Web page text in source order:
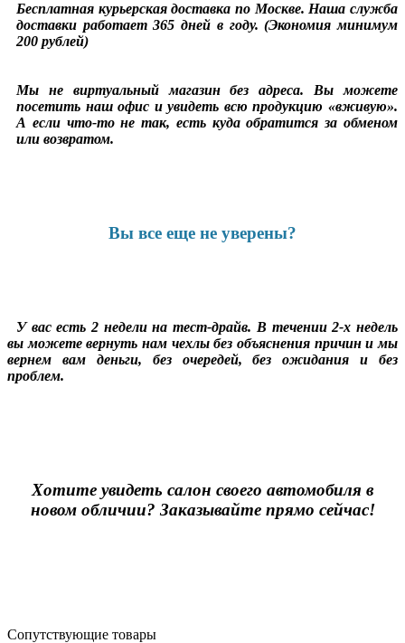
Бесплатная курьерская доставка по Москве. Наша служба
доставки работает 365 дней в году. (Экономия минимум
200 рублей)
Мы не виртуальный магазин без адреса. Вы можете
посетить наш офис и увидеть всю продукцию «вживую».
А если что-то не так, есть куда обратится за обменом
или возвратом.
Вы все еще не уверены?
У вас есть 2 недели на тест-драйв. В течении 2-х недель
вы можете вернуть нам чехлы без объяснения причин и мы
вернем вам деньги, без очередей, без ожидания и без
проблем.
Хотите увидеть салон своего автомобиля в
новом обличии? Заказывайте прямо сейчас!
Сопутствующие товары